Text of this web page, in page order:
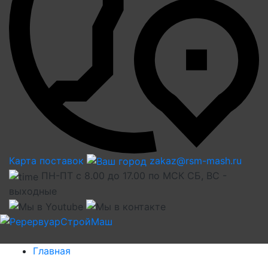
Карта поставок
zakaz@rsm-mash.ru
ПН-ПТ с 8.00 до 17.00 по МСК СБ, ВС -
выходные
Главная